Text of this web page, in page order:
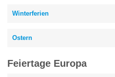
Winterferien
Ostern
Feiertage Europa